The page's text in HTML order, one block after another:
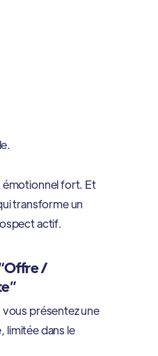
émotionnel fort. Et
transforme un
actif.
/
présentez une
limitée dans le